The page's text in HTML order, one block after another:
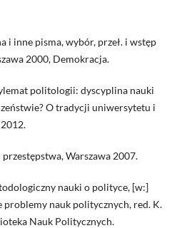
i inne pisma, wybór, przeł. i wstęp
2000, Demokracja.
politologii: dyscyplina nauki
O tradycji uniwersytetu i
Warszawa 2007.
nauki o polityce, [w:]
nauk politycznych, red. K.
Nauk Politycznych.